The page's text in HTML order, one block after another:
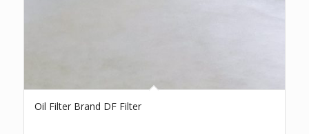
Oil Filter Brand DF Filter